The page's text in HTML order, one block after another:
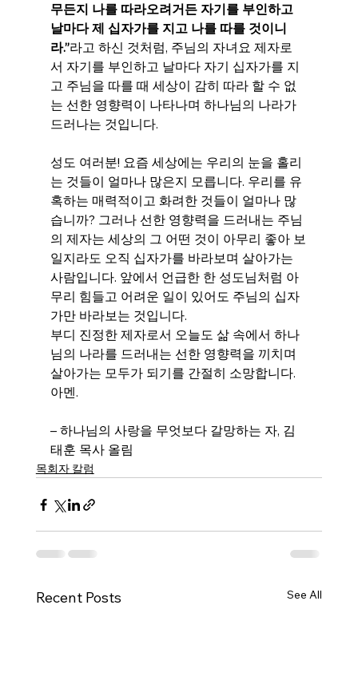
무든지 나를 따라오려거든 자기를 부인하고
날마다 제 십자가를 지고 나를 따를 것이니
라.”라고 하신 것처럼, 주님의 자녀요 제자로
서 자기를 부인하고 날마다 자기 십자가를 지
고 주님을 따를 때 세상이 감히 따라 할 수 없
는 선한 영향력이 나타나며 하나님의 나라가
드러나는 것입니다.
성도 여러분! 요즘 세상에는 우리의 눈을 홀리
는 것들이 얼마나 많은지 모릅니다. 우리를 유
혹하는 매력적이고 화려한 것들이 얼마나 많
습니까? 그러나 선한 영향력을 드러내는 주님
의 제자는 세상의 그 어떤 것이 아무리 좋아 보
일지라도 오직 십자가를 바라보며 살아가는
사람입니다. 앞에서 언급한 한 성도님처럼 아
무리 힘들고 어려운 일이 있어도 주님의 십자
가만 바라보는 것입니다.
부디 진정한 제자로서 오늘도 삶 속에서 하나
님의 나라를 드러내는 선한 영향력을 끼치며
살아가는 모두가 되기를 간절히 소망합니다.
아멘.
– 하나님의 사랑을 무엇보다 갈망하는 자, 김
태훈 목사 올림
목회자 칼럼
Recent Posts See All